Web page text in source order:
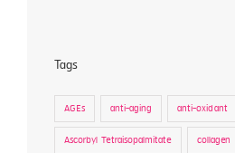
Tags
AGEs anti-aging
anti-oxidant
Ascorbyl Tetraisopalmitate
collagen